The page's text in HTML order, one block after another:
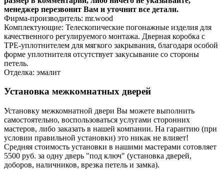
менеджер перезвонит Вам и уточнит все детали.
Фирма-производитель: mr.wood
Комплектующие: Телескопические погонажные изделия для
качественного регулируемого монтажа. Дверная коробка с
TPE-уплотнителем для мягкого закрывания, благодаря особой
форме уплотнителя отсутствует закусывание со стороны
петель.
Отделка: эмалит
Установка межкомнатных дверей
Установку межкомнатной двери Вы можете выполнить
самостоятельно, воспользоваться услугами сторонних
мастеров, либо заказать в нашей компании. На гарантию (при
условии правильной установки) это никак не влияет!
Средняя стоимость установки в нашими мастерами сотовляет
5500 руб. за одну дверь "под ключ" (установка дверей,
доборов, наличников, врезка петель и замка).